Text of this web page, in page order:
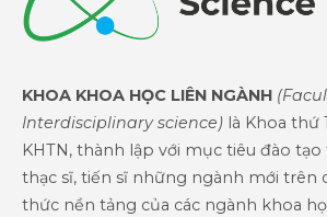
KHOA KHOA HỌC LIÊN NGÀNH
Interdisciplinary science) là Khoa thứ
KHTN, thành lập với mục tiêu đào
thạc sĩ, tiến sĩ những ngành mới trên
thức nền tảng của các ngành khoa